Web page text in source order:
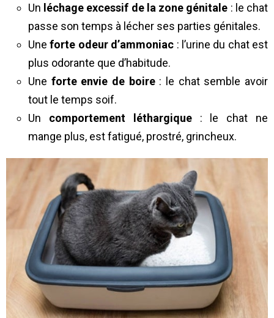
Un léchage excessif de la zone génitale : le chat
passe son temps à lécher ses parties génitales.
Uneforte odeur d’ammoniac : l’urine du chat est
plus odorante que d’habitude.
Une forte envie de boire: le chat semble avoir
tout le temps soif.
Un comportement léthargique: le chat ne
mange plus, est fatigué, prostré, grincheux.